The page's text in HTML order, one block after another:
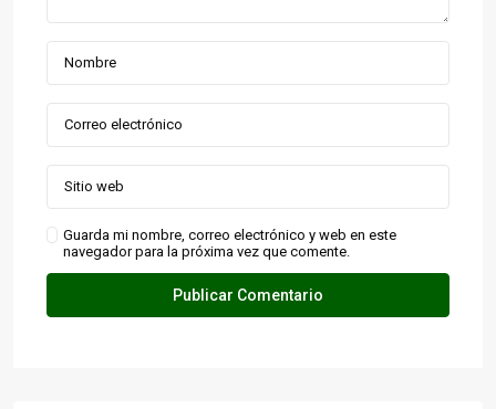
Guarda mi nombre, correo electrónico y web en este
navegador para la próxima vez que comente.